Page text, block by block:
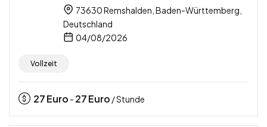
73630 Remshalden, Baden-Württemberg,
Deutschland
04/08/2026
Vollzeit
27Euro - 27Euro / Stunde